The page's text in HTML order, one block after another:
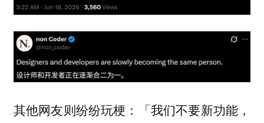
其他网友则纷纷玩梗：「我们不要新功能，